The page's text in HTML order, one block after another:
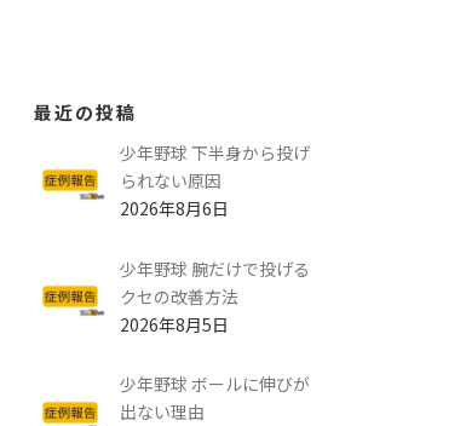
最近の投稿
少年野球 下半身から投げ
られない原因
2026年8月6日
少年野球 腕だけで投げる
クセの改善方法
2026年8月5日
少年野球 ボールに伸びが
出ない理由